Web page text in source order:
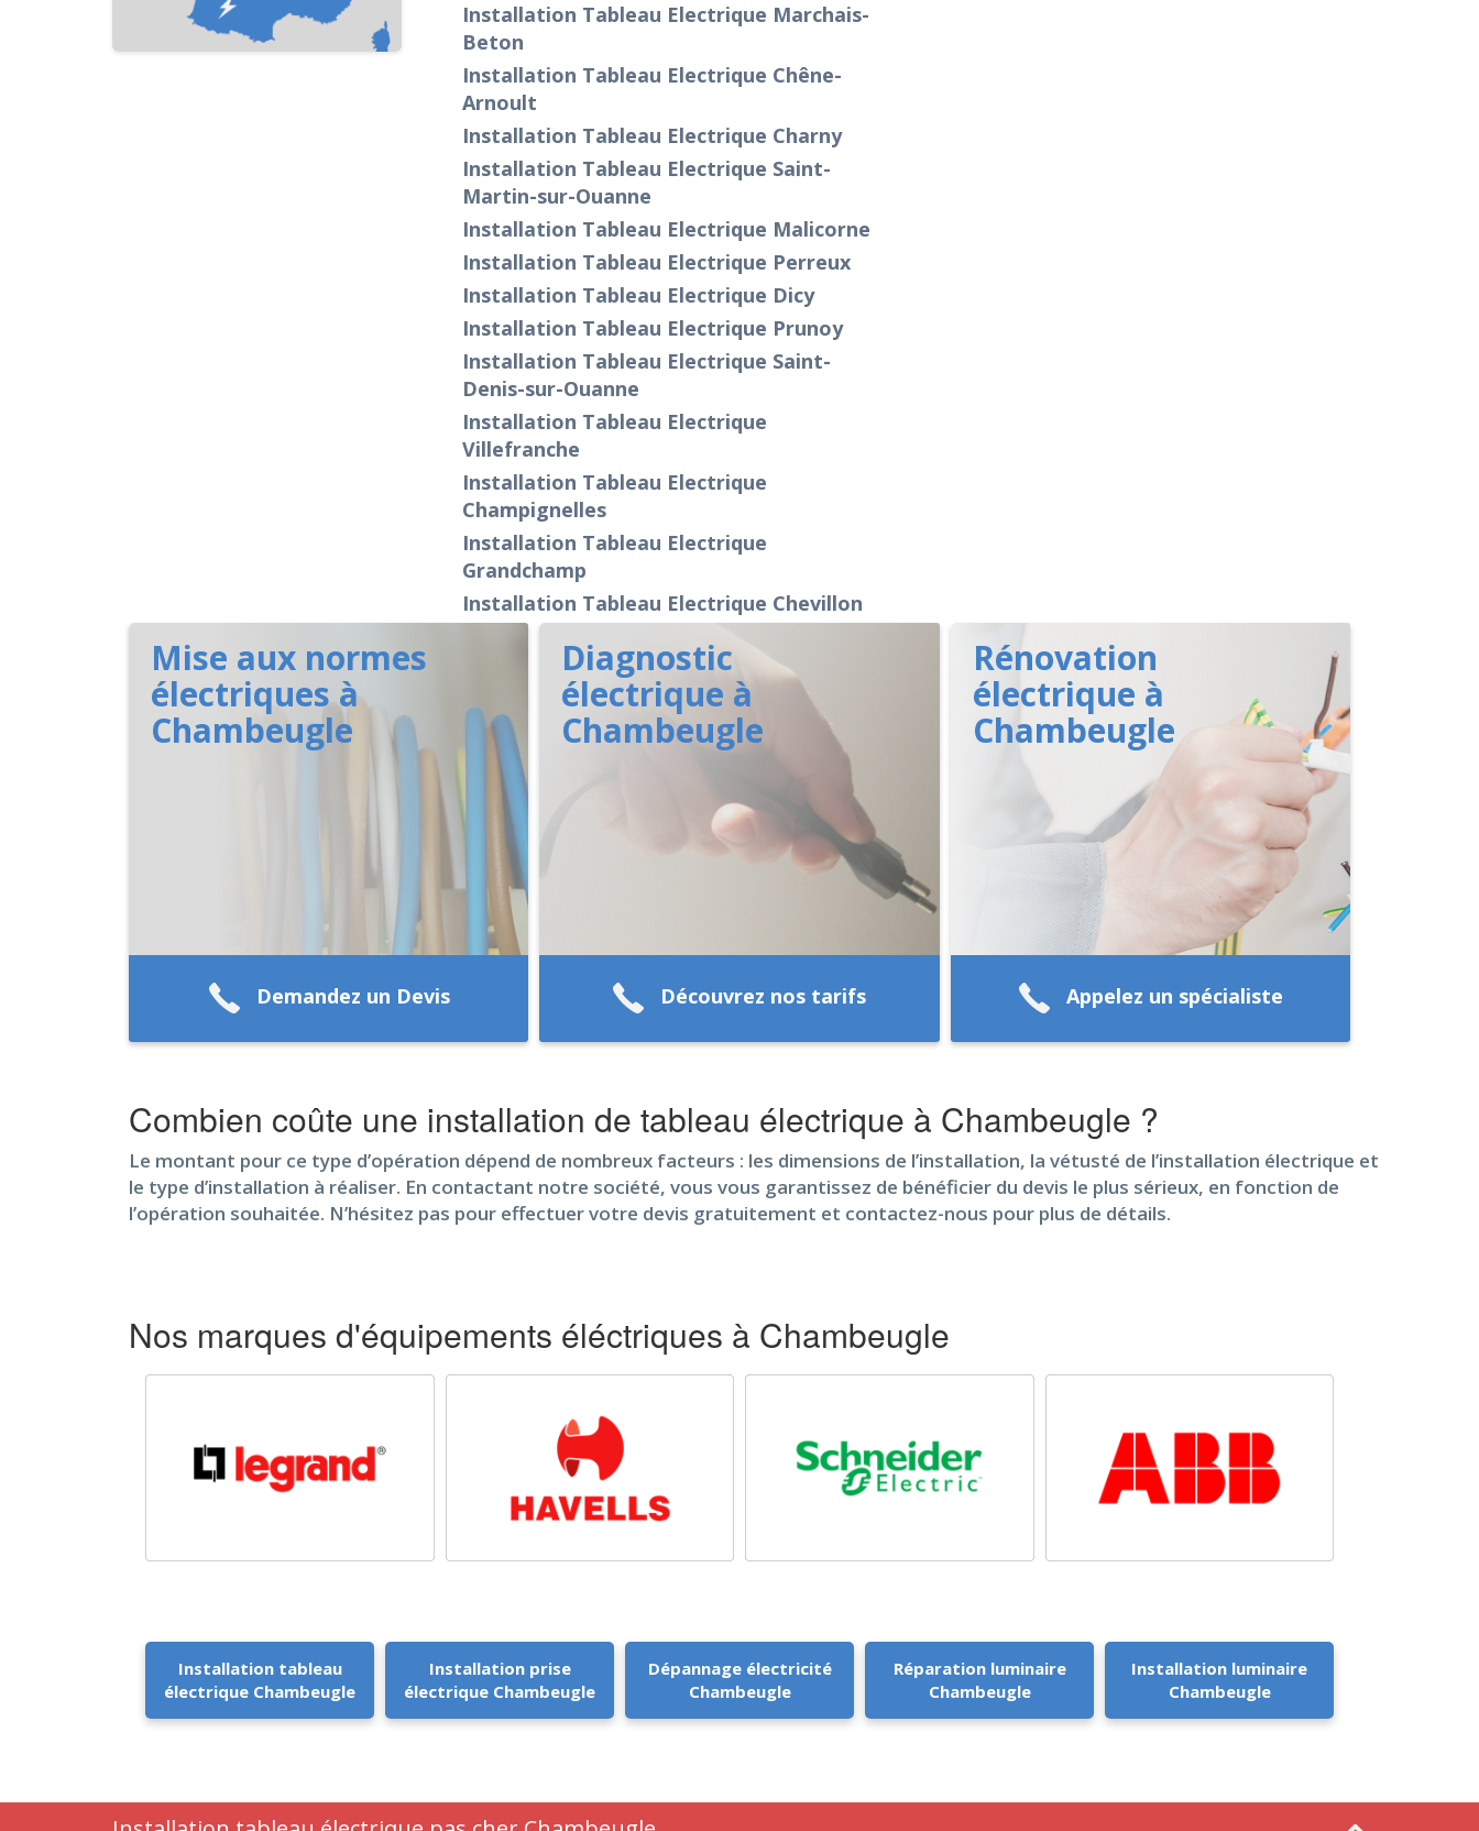
Installation Tableau Electrique Marchais-
Beton
Installation Tableau Electrique Chêne-
Arnoult
Installation Tableau Electrique Charny
Installation Tableau Electrique Saint-
Martin-sur-Ouanne
Installation Tableau Electrique Malicorne
Installation Tableau Electrique Perreux
Installation Tableau Electrique Dicy
Installation Tableau Electrique Prunoy
Installation Tableau Electrique Saint-
Denis-sur-Ouanne
Installation Tableau Electrique
Villefranche
Installation Tableau Electrique
Champignelles
Installation Tableau Electrique
Grandchamp
Installation Tableau Electrique Chevillon
Mise aux normes
électriques à
Chambeugle
Demandez un Devis
Diagnostic
électrique à
Chambeugle
Découvrez nos tarifs
Rénovation
électrique à
Chambeugle
Appelez un spécialiste
Combien coûte une installation de tableau électrique à Chambeugle ?
Le montant pour ce type d’opération dépend de nombreux facteurs : les dimensions de l’installation, la vétusté de l’installation électrique et
le type d’installation à réaliser. En contactant notre société, vous vous garantissez de bénéficier du devis le plus sérieux, en fonction de
l’opération souhaitée. N’hésitez pas pour effectuer votre devis gratuitement et contactez-nous pour plus de détails.
Nos marques d'équipements éléctriques à Chambeugle
Installation tableau
électrique Chambeugle
Installation prise
électrique Chambeugle
Dépannage électricité
Chambeugle
Réparation luminaire
Chambeugle
Installation luminaire
Chambeugle